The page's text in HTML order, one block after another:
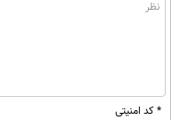
* کد امنیتی